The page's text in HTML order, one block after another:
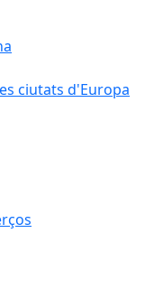
ciutats d'Europa